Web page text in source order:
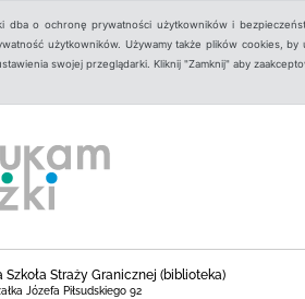
dba o ochronę prywatności użytkowników i
użytkowników. Używamy także plików cookies,
swojej przeglądarki. Kliknij "Zamknij" aby
Szkoła Straży Granicznej (biblioteka)
Józefa Piłsudskiego 92